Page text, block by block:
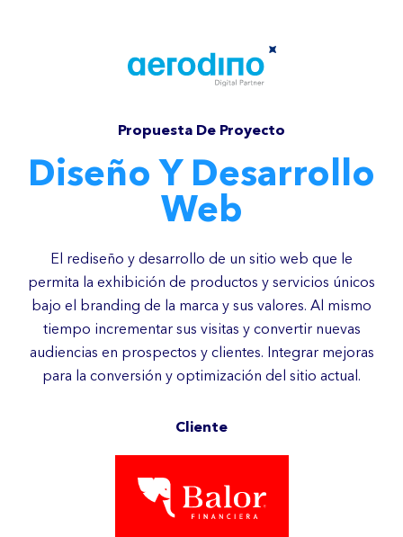
Propuesta De Proyecto
Diseño Y Desarrollo
Web
El rediseño y desarrollo de un sitio web que le
permita la exhibición de productos y servicios únicos
bajo el branding de la marca y sus valores. Al mismo
tiempo incrementar sus visitas y convertir nuevas
audiencias en prospectos y clientes. Integrar mejoras
para la conversión y optimización del sitio actual.
Cliente